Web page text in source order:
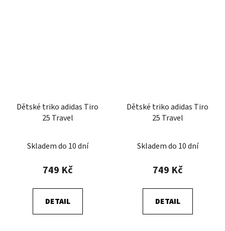
Dětské triko adidas Tiro
25 Travel
Skladem do 10 dní
749 Kč
DETAIL
Dětské triko adidas Tiro
25 Travel
Skladem do 10 dní
749 Kč
DETAIL